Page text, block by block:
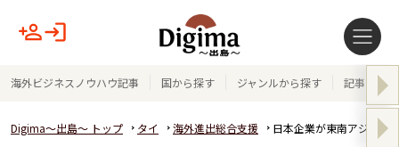
海外ビジネスノウハウ記事 国から探す ジャンルから探す 記事テー
Digima～出島～ トップ タイ 海外進出総合支援 日本企業が東南アジアで